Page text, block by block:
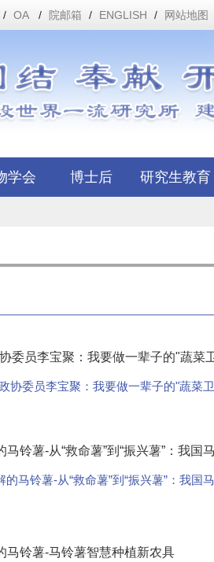
/ OA / 院邮箱 / ENGLISH / 网站地图
学会 博士后 研究生教育
委员李宝聚：我要做一辈子的"蔬菜
协委员李宝聚：我要做一辈子的"蔬菜
马铃薯-从“救命薯”到“振兴薯”：我国
的马铃薯-从“救命薯”到“振兴薯”：我国
马铃薯-马铃薯智慧种植新农具